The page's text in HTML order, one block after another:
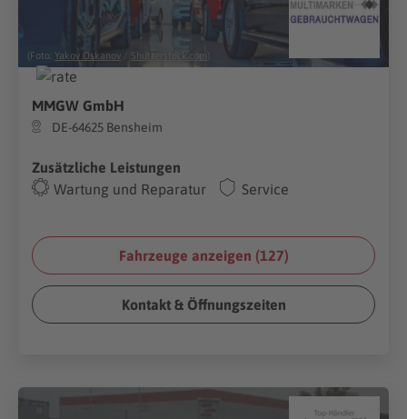
(Foto: Yakov Oskanov / Shutterstock.com
MMGW GmbH
DE-64625 Bensheim
Zusätzliche Leistungen
Wartung und Reparatur
Service
Fahrzeuge anzeigen (127)
Kontakt & Öffnungszeiten